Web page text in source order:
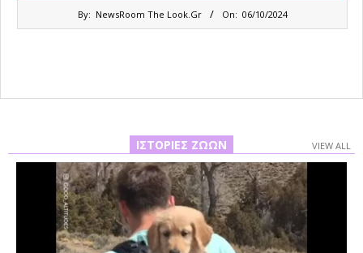
By: NewsRoom The Look.Gr On: 06/10/2024
ΙΣΤΟΡΊΕΣ ΖΏΩΝ VIEW ALL